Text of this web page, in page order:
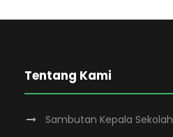
Tentang Kami
Sambutan Kepala Sekolah